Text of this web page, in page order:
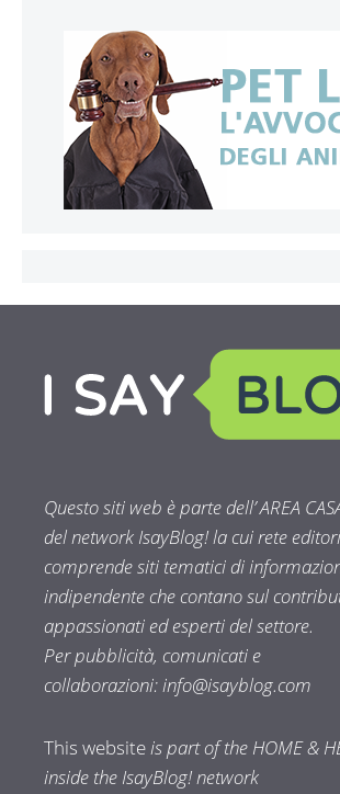
Questo siti web è parte dell’ AREA
del network IsayBlog! la cui rete
comprende siti tematici di
indipendente che contano sul
appassionati ed esperti del settore.
Per pubblicità, comunicati e
collaborazioni:info@isayblog.com
This websiteis part of the HOME &
inside the IsayBlog! network